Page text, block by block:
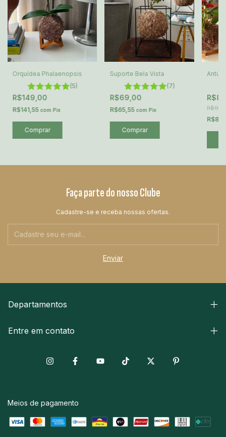
Orquídea Phalaenopsis
(5)
R$149,00
R$141,55 com Pix
Comprar
Suporte Bela Vista
(7)
R$69,00
R$65,55 com Pix
Comprar
Faça parte do nosso Clube
Cadastre-se e receba nossas ofertas.
Departamentos
Entre em contato
Meios de pagamento